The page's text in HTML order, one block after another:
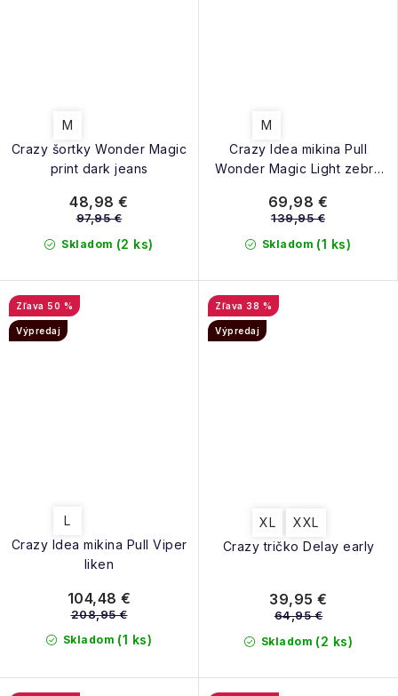
Crazy šortky Wonder Magic
print dark jeans
M
Skladom (2 ks)
48,98 €
97,95 €
Crazy Idea mikina Pull
Wonder Magic Light zebra
M
Skladom (1 ks)
69,98 €
139,95 €
Crazy Idea mikina Pull Viper
liken
50 %
Výpredaj
L
Skladom (1 ks)
104,48 €
208,95 €
Crazy tričko Delay early
38 %
Výpredaj
XL XXL
Skladom (2 ks)
39,95 €
64,95 €